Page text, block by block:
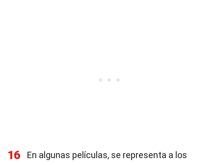
16
En algunas películas, se representa a los